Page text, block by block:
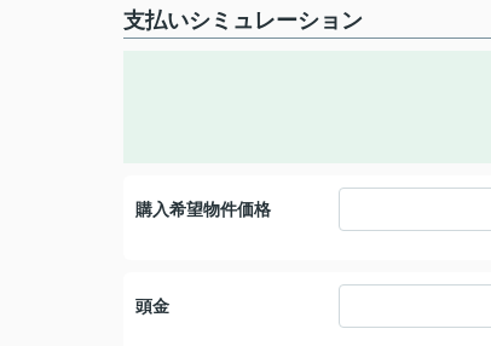
支払いシミュレーション
購入希望物件価格
頭金